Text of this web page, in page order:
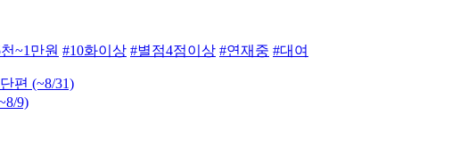
~1만원 #10화이상 #별점4점이상 #연재중 #대여
편 (~8/31)
9)